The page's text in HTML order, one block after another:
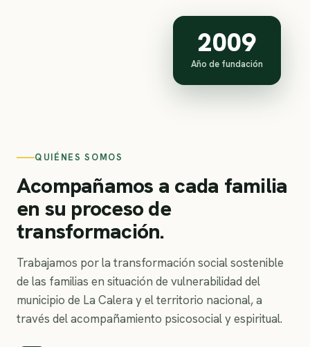
2009
Año de fundación
QUIÉNES SOMOS
Acompañamos a cada familia
en su proceso de
transformación.
Trabajamos por la transformación social sostenible
de las familias en situación de vulnerabilidad del
municipio de La Calera y el territorio nacional, a
través del acompañamiento psicosocial y espiritual.